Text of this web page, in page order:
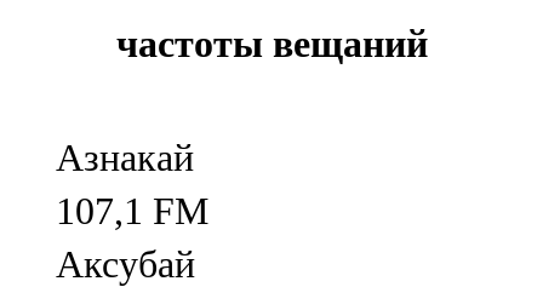
частоты вещаний
Азнакай
107,1 FM
Аксубай